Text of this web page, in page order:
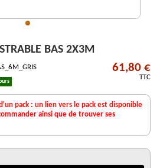
BAS 2X3M
61,80 €
TTC
pack : un lien vers le pack est disponible
ainsi que de trouver ses